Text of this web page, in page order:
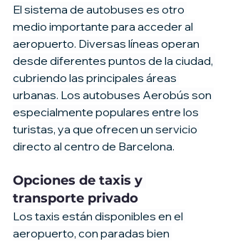
El sistema de autobuses es otro
medio importante para acceder al
aeropuerto. Diversas líneas operan
desde diferentes puntos de la ciudad,
cubriendo las principales áreas
urbanas. Los autobuses Aerobús son
especialmente populares entre los
turistas, ya que ofrecen un servicio
directo al centro de Barcelona.
Opciones de taxis y
transporte privado
Los taxis están disponibles en el
aeropuerto, con paradas bien